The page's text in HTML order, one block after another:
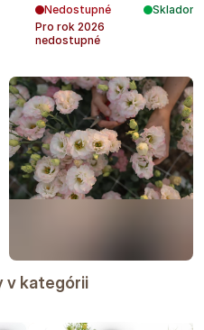
Nedostupné
Pro rok 2026
nedostupné
Skladom
v kategórii